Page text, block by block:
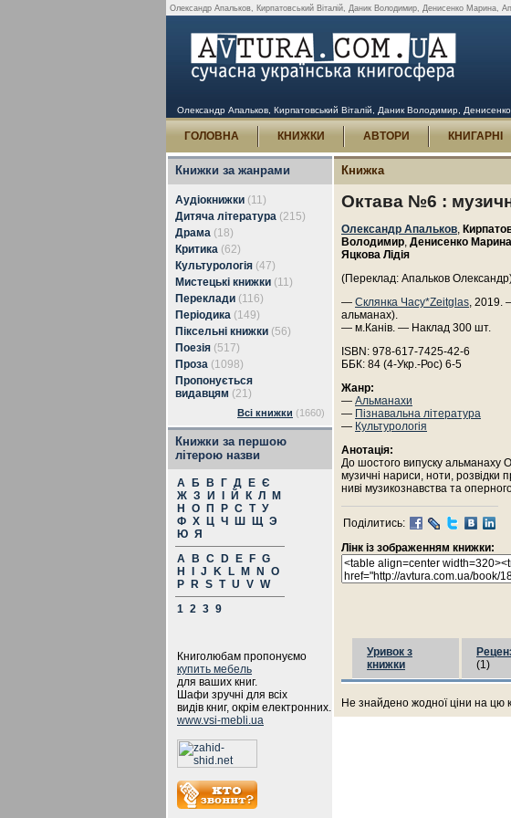
Олександр Апальков, Кирпатовський Віталій, Даник Володимир, Денисенко Марина,
Олександр Апальков, Кирпатовський Віталій, Даник Володимир,
ГОЛОВНА КНИЖКИ АВТОРИ КНИГАРНІ
Книжки за жанрами
Аудіокнижки (11)
Дитяча література (215)
Драма (18)
Критика (62)
Культурологія (47)
Мистецькі книжки (11)
Переклади (116)
Періодика (149)
Піксельні книжки (56)
Поезія (517)
Проза (1098)
Пропонується
видавцям (21)
Всі книжки (1660)
Книжки за першою
літерою назви
А Б В Г Д Е Є
Ж З И Й К Л
М
Н
О П Р С Т У
Ф Х Ц Ч Ш Щ Э
Ю Я
A
B C D E F G
H
J K L M N
O
P
R S T U V W
1 2 3 9
Книголюбам пропонуємо
купить мебель
для ваших книг.
Шафи зручні для всіх
видів книг, окрім електронних.
www.vsi-mebli.ua
Книжка
Октава №6 :
Олександр Апальков,
Володимир, Денисенко Марина
Яцкова Лідія
(Переклад: Апальков
— Склянка Часу*Zeitglas, 2019.
альманах).
— м.Канів. — Наклад 300 шт.
ISBN: 978-617-7425-42-6
ББК: 84 (4-Укр.-Рос) 6-5
Жанр:
— Альманахи
— Пізнавальна література
— Культурологія
Анотація:
До шостого випуску альманаху
музичні нариси, ноти, розвідки
ниві музикознавства та
Поділитись:
Лінк із зображенням книжки:
Уривок з
книжки
(1)
Не знайдено жодної ціни на цю